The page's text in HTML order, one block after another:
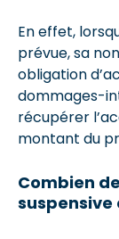
En effet,
prévue, sa
obligation
dommages-
récupérer
montant du
Combien